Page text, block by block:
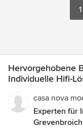
1
Hervorgehobene
Individuelle Hifi-
casa nova
Experten für
Grevenbroich